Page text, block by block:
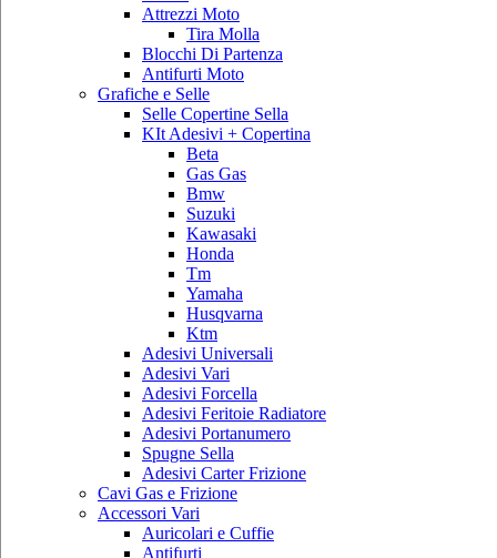
Attrezzi Moto
Tira Molla
Blocchi Di Partenza
Antifurti Moto
Grafiche e Selle
Selle Copertine Sella
KIt Adesivi + Copertina
Beta
Gas Gas
Bmw
Suzuki
Kawasaki
Honda
Tm
Yamaha
Husqvarna
Ktm
Adesivi Universali
Adesivi Vari
Adesivi Forcella
Adesivi Feritoie Radiatore
Adesivi Portanumero
Spugne Sella
Adesivi Carter Frizione
Cavi Gas e Frizione
Accessori Vari
Auricolari e Cuffie
Antifurti